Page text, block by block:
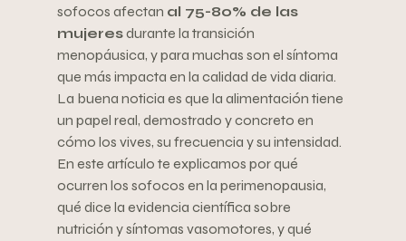
sofocos afectan al 75-80% de las
mujeres durante la transición
menopáusica, y para muchas son el síntoma
que más impacta en la calidad de vida diaria.
La buena noticia es que la alimentación tiene
un papel real, demostrado y concreto en
cómo los vives, su frecuencia y su intensidad.
En este artículo te explicamos por qué
ocurren los sofocos en la perimenopausia,
qué dice la evidencia científica sobre
nutrición y síntomas vasomotores, y qué